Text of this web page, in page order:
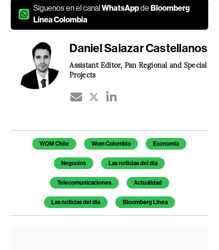
Síguenos en el canalWhatsAppdeBloomberg
Línea Colombia
Daniel Salazar Castellanos
Assistant Editor, Pan Regional and Special
Projects
Temas de este artículo
WOM Chile Wom Colombia Economía
Negocios Las noticias del día
Telecomunicaciones Actualidad
Las noticias del día Bloomberg Línea